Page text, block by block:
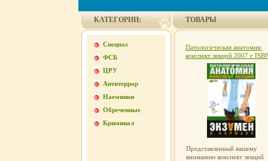
КАТЕГОРИИ:
Спецназ
ФСБ
ЦРУ
Антитеррор
Наемники
Обреченные
Криминал
ТОВАРЫ
Патологическая анатомия:
конспект лекций 2007 г
978-5-699-23367-0 инфо
Представленный вашему
вниманию конспект лекций